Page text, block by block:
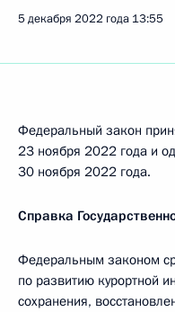
5 декабря 2022 года 13:55
Федеральный закон
23 ноября 2022 года и
30 ноября 2022 года.
Справка
Федеральным законом
по развитию курортной
сохранения,